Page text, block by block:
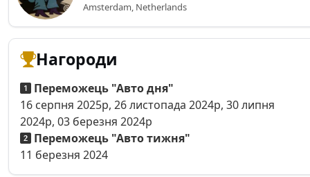
Amsterdam, Netherlands
Нагороди
Переможець "Авто дня"
16 серпня 2025р, 26 листопада 2024р, 30 липня
2024р, 03 березня 2024р
Переможець "Авто тижня"
11 березня 2024